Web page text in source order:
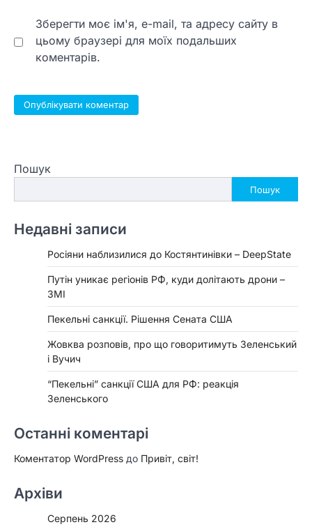
Зберегти моє ім'я, e-mail, та адресу сайту в
цьому браузері для моїх подальших
коментарів.
Пошук
Пошук
Недавні записи
Росіяни наблизилися до Костянтинівки – DeepState
Путін уникає регіонів РФ, куди долітають дрони –
ЗМІ
Пекельні санкції. Рішення Сената США
Жовква розповів, про що говоритимуть Зеленський
і Вучич
“Пекельні” санкції США для РФ: реакція
Зеленського
Останні коментарі
Коментатор WordPress до Привіт, світ!
Архіви
Серпень 2026